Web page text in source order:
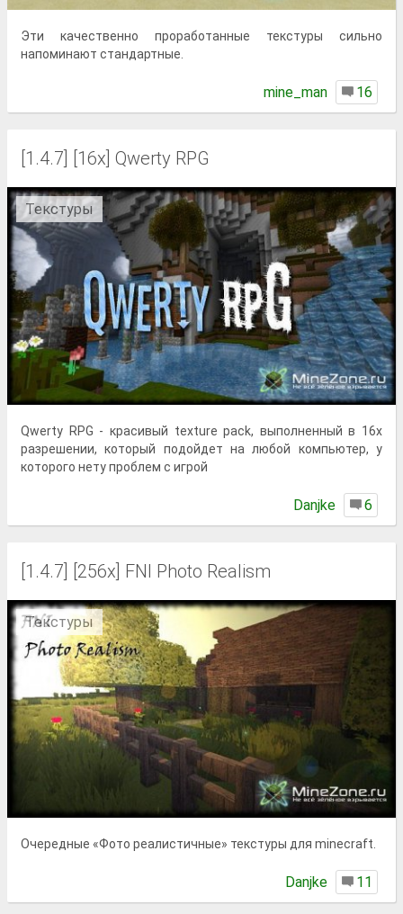
Эти качественно проработанные текстуры сильно
напоминают стандартные.
mine_man 16
[1.4.7] [16x] Qwerty RPG
Текстуры
Qwerty RPG - красивый texture pack, выполненный в 16x
разрешении, который подойдет на любой компьютер, у
которого нету проблем с игрой
Danjke 6
[1.4.7] [256x] FNI Photo Realism
Текстуры
Очередные «Фото реалистичные» текстуры для minecraft.
Danjke 11